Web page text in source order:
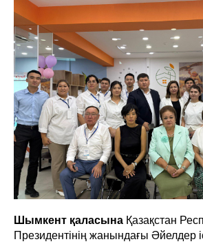
Шымкент қаласына Қазақстан
Президентінің жанындағы Әйелдер